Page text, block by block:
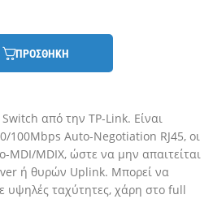
ΠΡΟΣΘΗΚΗ
από την TP-Link. Είναι
100Mbps Auto-Negotiation RJ45, οι
MDI/MDIX, ώστε να μην απαιτείται
ή θυρών Uplink. Μπορεί να
υψηλές ταχύτητες, χάρη στο full